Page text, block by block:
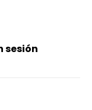
sesión